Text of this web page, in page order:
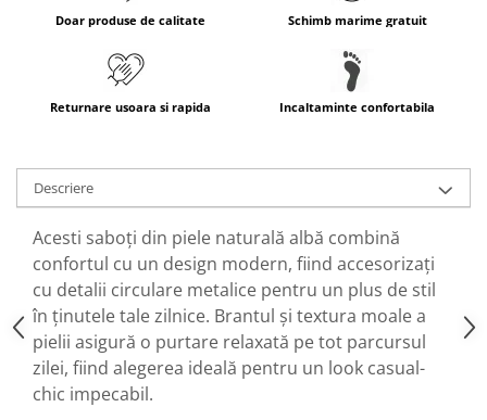
Doar produse de calitate Schimb marime gratuit
Returnare usoara si rapida Incaltaminte confortabila
Descriere
Acesti saboți din piele naturală albă combină
confortul cu un design modern, fiind accesorizați
cu detalii circulare metalice pentru un plus de stil
în ținutele tale zilnice. Brantul și textura moale a
pielii asigură o purtare relaxată pe tot parcursul
zilei, fiind alegerea ideală pentru un look casual-
chic impecabil.